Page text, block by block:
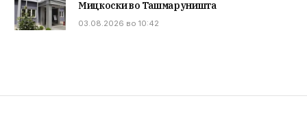
Мицкоски во Ташмаруништа
03.08.2026 во 10:42